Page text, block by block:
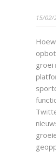
15/02/
groei